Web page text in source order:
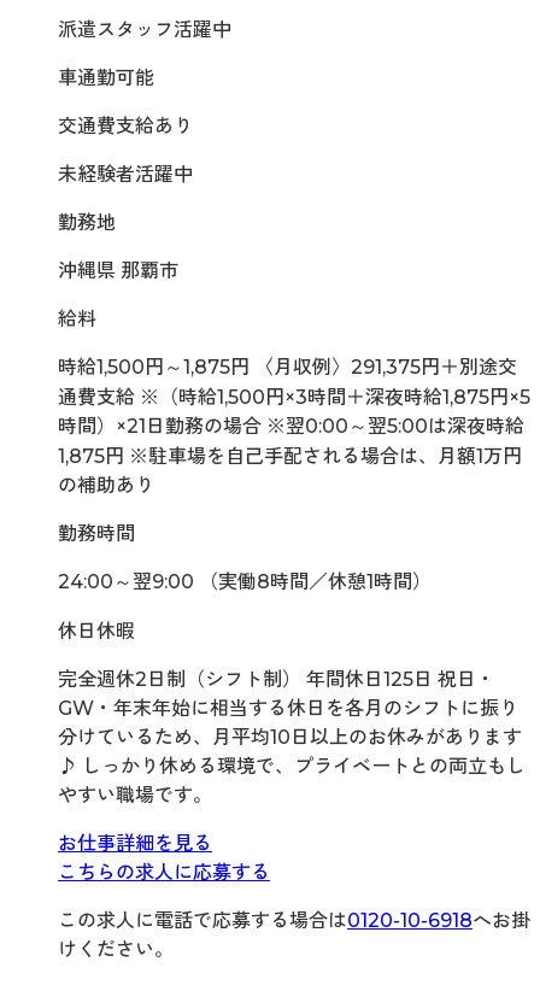
派遣スタッフ活躍中
車通勤可能
交通費支給あり
未経験者活躍中
勤務地
沖縄県 那覇市
給料
時給1,500円～1,875円 〈月収例〉291,375円＋別途交
通費支給 ※（時給1,500円×3時間＋深夜時給1,875円×5
時間）×21日勤務の場合 ※翌0:00～翌5:00は深夜時給
1,875円 ※駐車場を自己手配される場合は、月額1万円
の補助あり
勤務時間
24:00～翌9:00 （実働8時間／休憩1時間）
休日休暇
完全週休2日制（シフト制） 年間休日125日 祝日・
GW・年末年始に相当する休日を各月のシフトに振り
分けているため、月平均10日以上のお休みがあります
♪ しっかり休める環境で、プライベートとの両立もし
やすい職場です。
お仕事詳細を見る
こちらの求人に応募する
この求人に電話で応募する場合は0120-10-6918へお掛
けください。